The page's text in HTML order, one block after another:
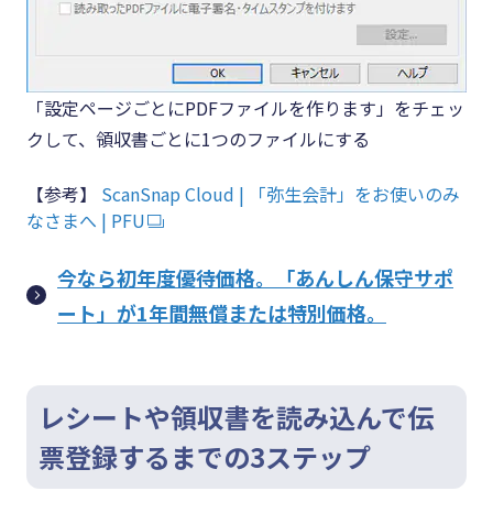
「設定ページごとにPDFファイルを作ります」をチェッ
クして、領収書ごとに1つのファイルにする
【参考】 ScanSnap Cloud | 「弥生会計」をお使いのみ
なさまへ | PFU
今なら初年度優待価格。「あんしん保守サポ
ート」が1年間無償または特別価格。
レシートや領収書を読み込んで伝
票登録するまでの3ステップ